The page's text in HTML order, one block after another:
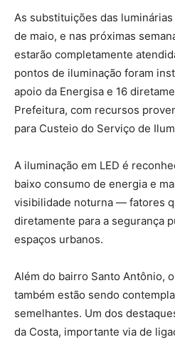
As substituições das
de maio, e nas próximas
estarão completamente
pontos de iluminação foram
apoio da Energisa e 16
Prefeitura, com recursos
para Custeio do Serviço de
A iluminação em LED é
baixo consumo de energia e
visibilidade noturna — fatores
diretamente para a segurança
espaços urbanos.
Além do bairro Santo Antônio,
também estão sendo
semelhantes. Um dos
da Costa, importante via de